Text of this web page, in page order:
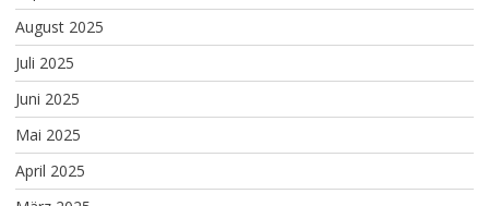
August 2025
Juli 2025
Juni 2025
Mai 2025
April 2025